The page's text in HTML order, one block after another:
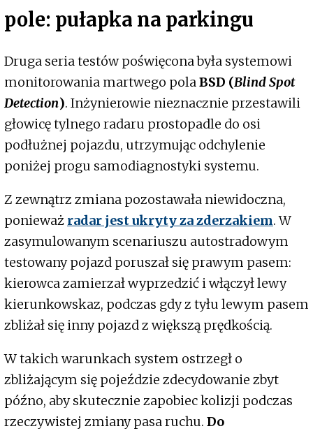
pole: pułapka na parkingu
Druga seria testów poświęcona była systemowi
monitorowania martwego polaBSD (Blind Spot
Detection). Inżynierowie nieznacznie przestawili
głowicę tylnego radaru prostopadle do osi
podłużnej pojazdu, utrzymując odchylenie
poniżej progu samodiagnostyki systemu.
Z zewnątrz zmiana pozostawała niewidoczna,
ponieważ radar jest ukryty za zderzakiem. W
zasymulowanym scenariuszu autostradowym
testowany pojazd poruszał się prawym pasem:
kierowca zamierzał wyprzedzić i włączył lewy
kierunkowskaz, podczas gdy z tyłu lewym pasem
zbliżał się inny pojazd z większą prędkością.
W takich warunkach system ostrzegł o
zbliżającym się pojeździe zdecydowanie zbyt
późno, aby skutecznie zapobiec kolizji podczas
rzeczywistej zmiany pasa ruchu. Do